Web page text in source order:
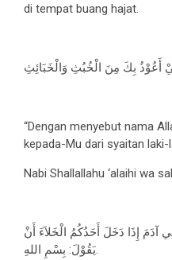
di tempat buang hajat.
“Dengan menyebut nama
kepada-Mu dari syaitan
Nabi Shallallahu ‘alaihi wa
آدَمَ إِذَا دَخَلَ أَحَدُكُمُ الْخَلاَءَ أَنْ
يَقُوْلَ: بِسْمِ اللهِ.